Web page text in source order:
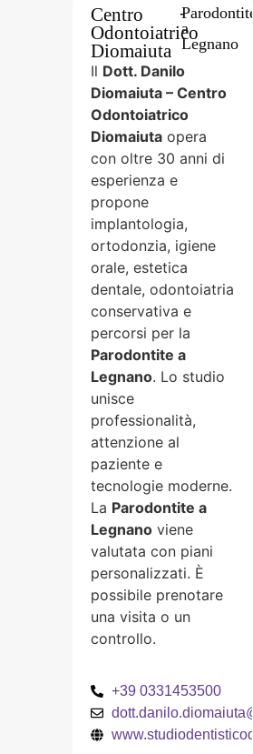
Centro
Odontoiatrico
Diomaiuta
-Parodontite
a
Legnano
Il Dott. Danilo
Diomaiuta – Centro
Odontoiatrico
Diomaiuta opera
con oltre 30 anni di
esperienza e
propone
implantologia,
ortodonzia, igiene
orale, estetica
dentale, odontoiatria
conservativa e
percorsi per la
Parodontite a
Legnano. Lo studio
unisce
professionalità,
attenzione al
paziente e
tecnologie moderne.
La Parodontite a
Legnano viene
valutata con piani
personalizzati. È
possibile prenotare
una visita o un
controllo.
+39 0331453500